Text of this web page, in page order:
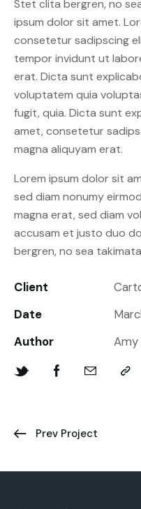
Stet clita bergren, no
ipsum dolor sit amet.
consetetur sadipscing
tempor invidunt ut
erat. Dicta sunt
voluptatem quia
fugit, quia. Dicta sunt
amet, consetetur
magna aliquyam erat.
Lorem ipsum dolor sit
sed diam nonumy
magna erat, sed diam
accusam et justo duo
bergren, no sea
Client
Date
Author
Amy
Prev Project